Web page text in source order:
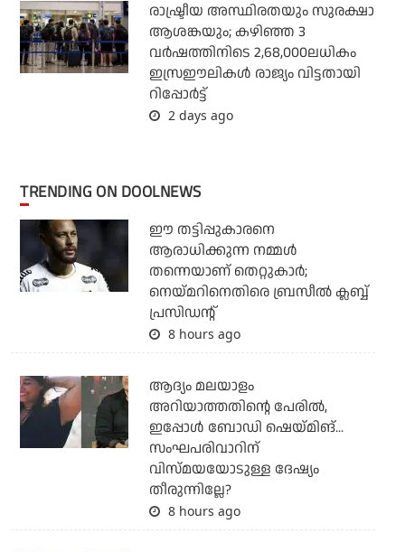
രാഷ്ട്രീയ അസ്ഥിരതയും സുരക്ഷാ
ആശങ്കയും; കഴിഞ്ഞ 3
വര്‍ഷത്തിനിടെ 2,68,000ലധികം
ഇസ്രഈലികള്‍ രാജ്യം വിട്ടതായി
റിപ്പോര്‍ട്ട്
2 days ago
TRENDING ON DOOLNEWS
ഈ തട്ടിപ്പുകാരനെ
ആരാധിക്കുന്ന നമ്മള്‍
തന്നെയാണ് തെറ്റുകാര്‍;
നെയ്മറിനെതിരെ ബ്രസീല്‍ ക്ലബ്ബ്
പ്രസിഡന്റ്
8 hours ago
ആദ്യം മലയാളം
അറിയാത്തതിന്റെ പേരില്‍,
ഇപ്പോള്‍ ബോഡി ഷെയ്മിങ്...
സംഘപരിവാറിന്
വിസ്മയയോടുള്ള ദേഷ്യം
തീരുന്നില്ലേ?
8 hours ago